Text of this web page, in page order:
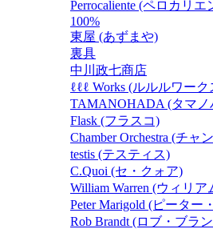
Perrocaliente (ペロカリエ
100%
東屋 (あずまや)
裏具
中川政七商店
ℓℓℓ Works (ルルルワーク
TAMANOHADA (タマノ
Flask (フラスコ)
Chamber Orchestra (チャ
testis (テスティス)
C.Quoi (セ・クォア)
William Warren (ウィリ
Peter Marigold (ピーター
Rob Brandt (ロブ・ブラ